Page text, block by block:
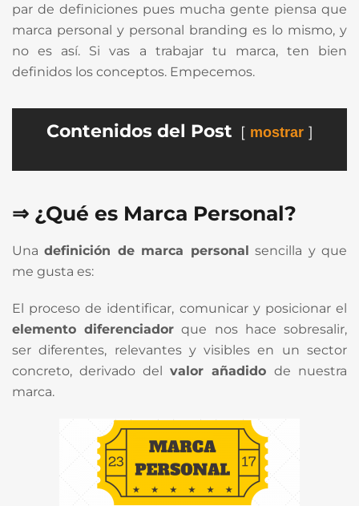
par de definiciones pues mucha gente piensa que
marca personal y personal branding es lo mismo, y
no es así. Si vas a trabajar tu marca, ten bien
definidos los conceptos. Empecemos.
Contenidos del Post mostrar
⇒ ¿Qué es Marca Personal?
Unadefinición de marca personal sencilla y que
me gusta es:
El proceso de identificar, comunicar y posicionar el
elemento diferenciador que nos hace sobresalir,
ser diferentes, relevantes y visibles en un sector
concreto, derivado del valor añadido de nuestra
marca.